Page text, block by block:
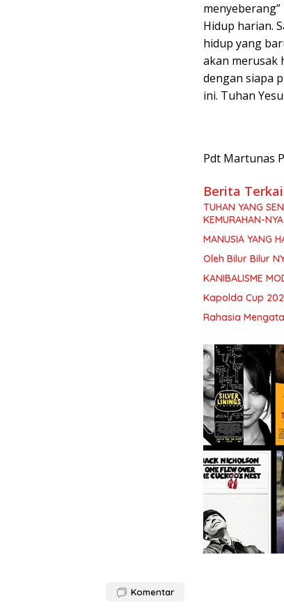
Hidup harian.
hidup yang
akan merusak
dengan siapa
ini. Tuhan
Pdt Martunas
Berita
TUHAN YANG
KEMURAHAN-NYA
MANUSIA YANG
Oleh Bilur Bilur
KANIBALISME
Kapolda Cup
Rahasia
Komentar